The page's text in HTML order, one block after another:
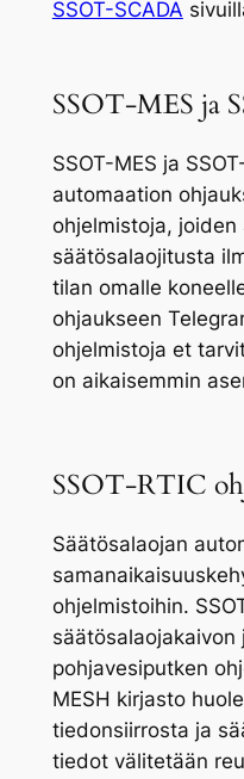
SSOT-SCADA
SSOT-MES ja
SSOT-MES ja
automaation
ohjelmistoja,
säätösalaojitusta
tilan omalle
ohjaukseen
ohjelmistoja et
on aikaisemmin
SSOT-RTIC
Säätösalaojan
ohjelmistoihin.
säätösalaojakaivon
pohjavesiputken
MESH kirjasto
tiedonsiirrosta ja
tiedot välitetään